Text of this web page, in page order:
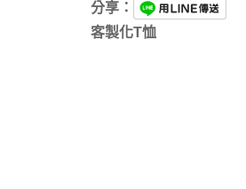
分享：
客製化T恤